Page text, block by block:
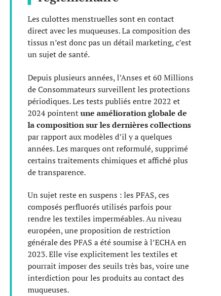
Les culottes menstruelles sont en contact
direct avec les muqueuses. La composition des
tissus n’est donc pas un détail marketing, c’est
un sujet de santé.
Depuis plusieurs années, l’Anses et 60 Millions
de Consommateurs surveillent les protections
périodiques. Les tests publiés entre 2022 et
2024 pointentune amélioration globale de
la composition sur les dernières collections
par rapport aux modèles d’il y a quelques
années. Les marques ont reformulé, supprimé
certains traitements chimiques et affiché plus
de transparence.
Un sujet reste en suspens : les PFAS, ces
composés perfluorés utilisés parfois pour
rendre les textiles imperméables. Au niveau
européen, une proposition de restriction
générale des PFAS a été soumise à l’ECHA en
2023. Elle vise explicitement les textiles et
pourrait imposer des seuils très bas, voire une
interdiction pour les produits au contact des
muqueuses.